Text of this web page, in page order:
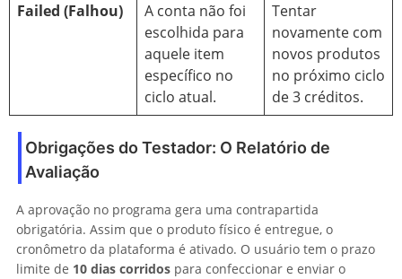
Failed (Falhou)
A conta não foi
escolhida para
aquele item
específico no
ciclo atual.
Tentar
novamente com
novos produtos
no próximo ciclo
de 3 créditos.
Obrigações do Testador: O Relatório de
Avaliação
A aprovação no programa gera uma contrapartida
obrigatória. Assim que o produto físico é entregue, o
cronômetro da plataforma é ativado. O usuário tem o prazo
limite de 10 dias corridos para confeccionar e enviar o